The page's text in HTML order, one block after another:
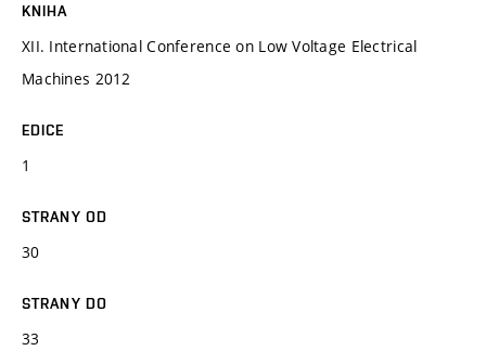
KNIHA
XII. International Conference on Low Voltage Electrical
Machines 2012
EDICE
1
STRANY OD
30
STRANY DO
33